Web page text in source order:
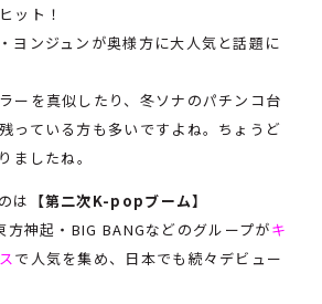
ット！
ヨンジュンが奥様方に大人気と話題に
ーを真似したり、冬ソナのパチンコ台
っている方も多いですよね。ちょうど
ましたね。
は 【第二次K-popブーム】
方神起・BIG BANGなどのグループがキ
で人気を集め、日本でも続々デビュー